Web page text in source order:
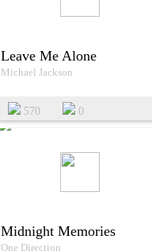
Leave Me Alone
Michael Jackson
570 0
Midnight Memories
One Direction